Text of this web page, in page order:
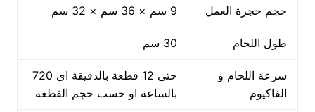
حجم حجرة العمل 9 سم × 36 سم × 32 سم
طول اللحام 30 سم
سرعة اللحام و
الفاكيوم
حتى 12 قطعة بالدقيقة اى 720
بالساعة او حسب حجم القطعة